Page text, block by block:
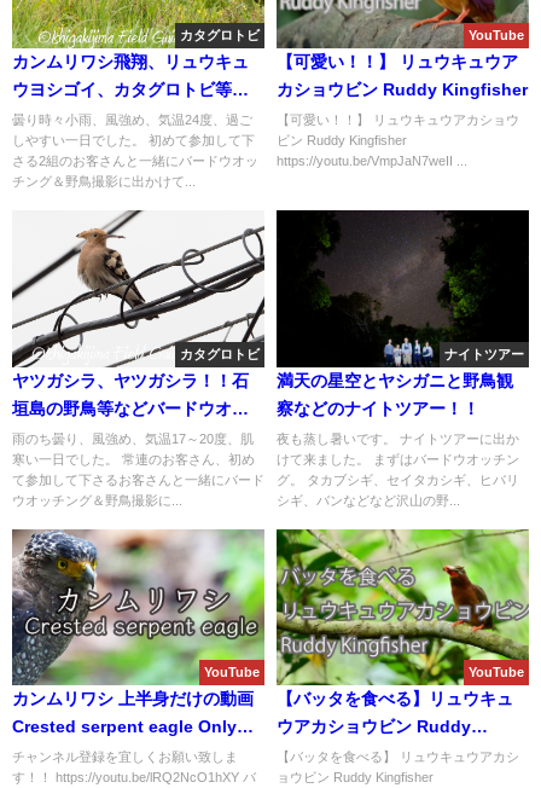
カタグロトビ
カンムリワシ飛翔、リュウキュ
ウヨシゴイ、カタグロトビ等な
ど盛り沢山のバードウオッチン
グ＆野鳥撮影ガイド!!
曇り時々小雨、風強め、気温24度、過ご
しやすい一日でした。 初めて参加して下
さる2組のお客さんと一緒にバードウオッ
チング＆野鳥撮影に出かけて...
YouTube
【可愛い！！】 リュウキュウア
カショウビン Ruddy Kingfisher
【可愛い！！】 リュウキュウアカショウ
ビン Ruddy Kingfisher
https://youtu.be/VmpJaN7weII ...
カタグロトビ
ヤツガシラ、ヤツガシラ！！石
垣島の野鳥等などバードウオッ
チング＆野鳥撮影ガイド。
雨のち曇り、風強め、気温17～20度、肌
寒い一日でした。 常連のお客さん、初め
て参加して下さるお客さんと一緒にバード
ウオッチング＆野鳥撮影に...
ナイトツアー
満天の星空とヤシガニと野鳥観
察などのナイトツアー！！
夜も蒸し暑いです。 ナイトツアーに出か
けて来ました。 まずはバードウオッチン
グ。 タカブシギ、セイタカシギ、ヒバリ
シギ、バンなどなど沢山の野...
YouTube
カンムリワシ 上半身だけの動画
Crested serpent eagle Only
upper body
チャンネル登録を宜しくお願い致しま
す！！ https://youtu.be/lRQ2NcO1hXY バ
YouTube
【バッタを食べる】リュウキュ
ウアカショウビン Ruddy
Kingfisher
【バッタを食べる】 リュウキュウアカシ
ョウビン Ruddy Kingfisher